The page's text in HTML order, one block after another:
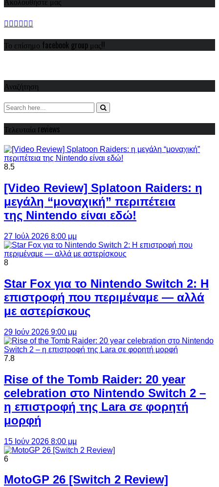
Το επίσημο facebook group μας!!
Αναζήτηση
Τελευταία reviews
8.5
[Video Review] Splatoon Raiders: η
μεγάλη “μοναχική” περιπέτεια
της Nintendo είναι εδώ!
27 Ιούλ 2026 8:00 μμ
8
Star Fox για το Nintendo Switch 2: Η
επιστροφή που περιμέναμε — αλλά
με αστερίσκους
29 Ιούν 2026 9:00 μμ
7.8
Rise of the Tomb Raider: 20 year
celebration στο Nintendo Switch 2 –
η επιστροφή της Lara σε φορητή
μορφή
15 Ιούν 2026 8:00 μμ
6
MotoGP 26 [Switch 2 Review]